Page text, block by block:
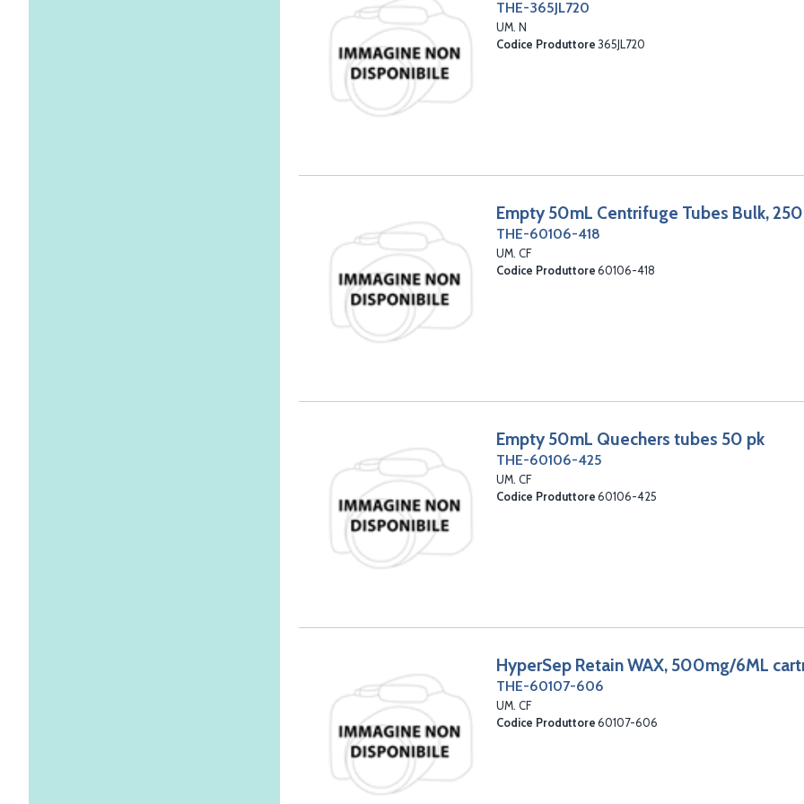
THE-365JL720
UM. N
Codice Produttore 365JL720
Empty 50mL Centrifuge Tubes Bulk,
THE-60106-418
UM. CF
Codice Produttore 60106-418
Empty 50mL Quechers tubes 50 pk
THE-60106-425
UM. CF
Codice Produttore 60106-425
HyperSep Retain WAX, 500mg/6ML
THE-60107-606
UM. CF
Codice Produttore 60107-606